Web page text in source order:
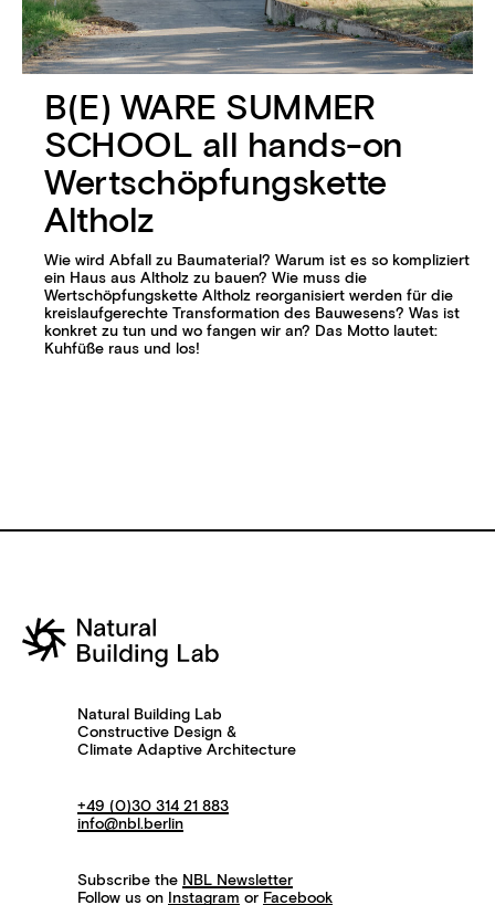
B(E) WARE SUMMER
SCHOOL all hands-on
Wertschöpfungskette
Altholz
Wie wird Abfall zu Baumaterial? Warum ist es so kompliziert
ein Haus aus Altholz zu bauen? Wie muss die
Wertschöpfungskette Altholz reorganisiert werden für die
kreislaufgerechte Transformation des Bauwesens? Was ist
konkret zu tun und wo fangen wir an? Das Motto lautet:
Kuhfüße raus und los!
Natural Building Lab
Constructive Design &
Climate Adaptive Architecture
+49 (0)30 314 21 883
info@nbl.berlin
Subscribe the NBL Newsletter
Follow us on
Instagram or Facebook